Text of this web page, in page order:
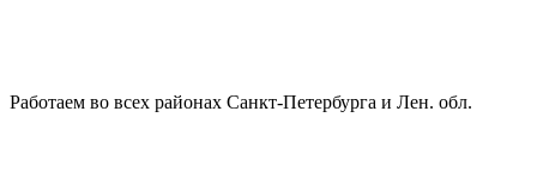
Работаем во всех районах Санкт-Петербурга и Лен. обл.